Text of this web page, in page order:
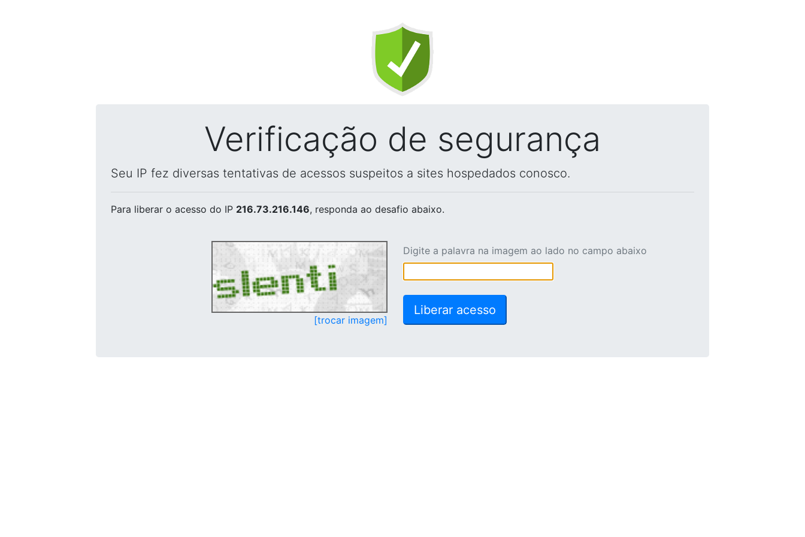
Verificação de segurança
Seu IP fez diversas tentativas de acessos suspeitos a sites hospedados conosco.
Para liberar o acesso do IP 216.73.216.146, responda ao desafio abaixo.
[trocar imagem]
Digite a palavra na imagem ao lado no campo abaixo